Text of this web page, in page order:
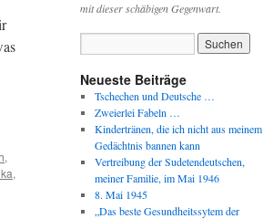
,
,
mit dieser schäbigen Gegenwart.
Neueste Beiträge
Tschechen und Deutsche …
Zweierlei Fabeln …
Kindertränen, die ich nicht aus meinem
Gedächtnis bannen kann
Vertreibung der Sudetendeutschen,
meiner Familie, im Mai 1946
8. Mai 1945
„Das beste Gesundheitssytem der